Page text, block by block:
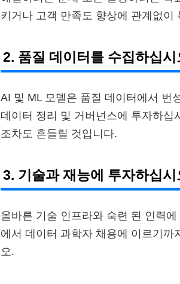
키거나 고객 만족도 향상에 관계없이
2. 품질 데이터를 수집하십시
AI 및 ML 모델은 품질 데이터에서 번
데이터 정리 및 거버넌스에 투자하
조차도 흔들릴 것입니다.
3. 기술과 재능에 투자하십시
올바른 기술 인프라와 숙련 된 인력
에서 데이터 과학자 채용에 이르기까
오.